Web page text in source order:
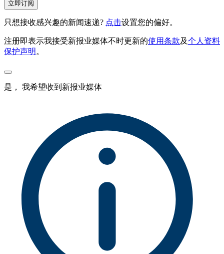
立即订阅
只想接收感兴趣的新闻速递? 点击设置您的偏好。
注册即表示我接受新报业媒体不时更新的使用条款及个人资料
保护声明 。
是， 我希望收到新报业媒体